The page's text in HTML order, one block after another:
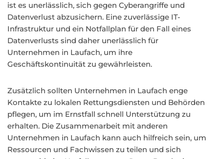
ist es unerlässlich, sich gegen Cyberangriffe und
Datenverlust abzusichern. Eine zuverlässige IT-
Infrastruktur und ein Notfallplan für den Fall eines
Datenverlusts sind daher unerlässlich für
Unternehmen in Laufach, um ihre
Geschäftskontinuität zu gewährleisten.
Zusätzlich sollten Unternehmen in Laufach enge
Kontakte zu lokalen Rettungsdiensten und Behörden
pflegen, um im Ernstfall schnell Unterstützung zu
erhalten. Die Zusammenarbeit mit anderen
Unternehmen in Laufach kann auch hilfreich sein, um
Ressourcen und Fachwissen zu teilen und sich